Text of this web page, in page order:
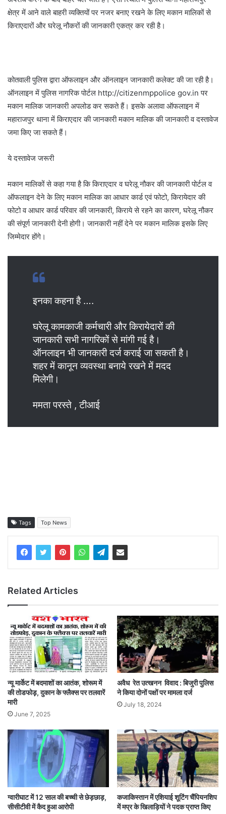
क्षेत्र में आने वाले बाहरी व्यक्तियों पर नजर बनाए रखने के लिए मकान मालिकों से
किराएदारों और घरेलू नौकरों की जानकारी एकत्र कर रही है।
कोतवाली पुलिस द्वारा ऑफलाइन और ऑनलाइन जानकारी कलेक्ट की जा रही है।
ऑनलाइन में पुलिस नागरिक पोर्टल http://citizenmppolice gov.in पर
मकान मालिक जानकारी अपलोड कर सकते हैं। इसके अलावा ऑफलाइन में
महाराजपुर थाना में किराएदार की जानकारी मकान मालिक की जानकारी व दस्तावेज
जमा किए जा सकते हैं।
ये दस्तावेज जरूरी
मकान मालिकों से कहा गया है कि किराएदार व घरेलू नौकर की जानकारी पोर्टल व
ऑफलाइन देने के लिए मकान मालिक का आधार कार्ड एवं फोटो, किरायेदार की
फोटो व आधार कार्ड परिवार की जानकारी, किराये से रहने का कारण, घरेलू नौकर
की संपूर्ण जानकारी देनी होगी। जानकारी नहीं देने पर मकान मालिक इसके लिए
जिम्मेदार होंगे।
इनका कहना है ….
घरेलू कामकाजी कर्मचारी और किरायेदारों की
जानकारी सभी नागरिकों से मांगी गई है।
ऑनलाइन भी जानकारी दर्ज कराई जा सकती है।
शहर में कानून व्यवस्था बनाये रखने में मदद
मिलेगी।
ममता परस्ते , टीआई
Tags Top News
Related Articles
न्यू मार्केट में बदमाशों का आतंक, शोरूम में
की तोडफोड़़, दुकान के फ्लैक्स पर तलवारें
मारी
June 7, 2025
अवैध रेत उत्खनन विवाद : बिजुरी पुलिस
ने किया दोनों पक्षों पर मामला दर्ज
July 18, 2024
ग्वारीघाट में 12 साल की बच्ची से छेड़छाड़,
सीसीटीवी में कैद हुआ आरोपी
कजाकिस्तान में एशियाई शूटिंग चैंपियनशिप
में मप्र के खिलाड़ियों ने पदक प्राप्त किए